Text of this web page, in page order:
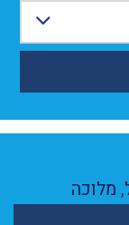
, מלוכה